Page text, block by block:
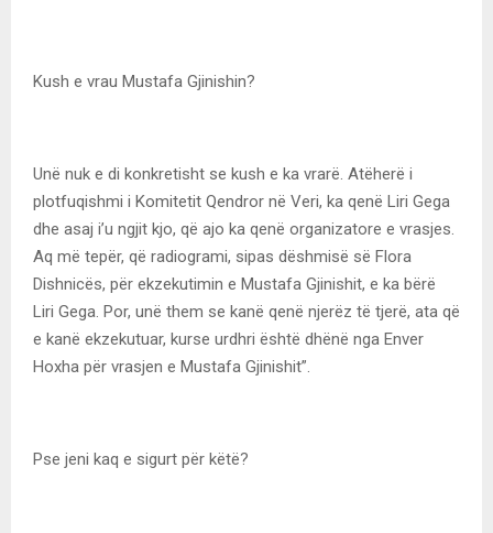
Kush e vrau Mustafa Gjinishin?
Unë nuk e di konkretisht se kush e ka vrarë. Atëherë i
plotfuqishmi i Komitetit Qendror në Veri, ka qenë Liri Gega
dhe asaj i’u ngjit kjo, që ajo ka qenë organizatore e vrasjes.
Aq më tepër, që radiogrami, sipas dëshmisë së Flora
Dishnicës, për ekzekutimin e Mustafa Gjinishit, e ka bërë
Liri Gega. Por, unë them se kanë qenë njerëz të tjerë, ata që
e kanë ekzekutuar, kurse urdhri është dhënë nga Enver
Hoxha për vrasjen e Mustafa Gjinishit”.
Pse jeni kaq e sigurt për këtë?